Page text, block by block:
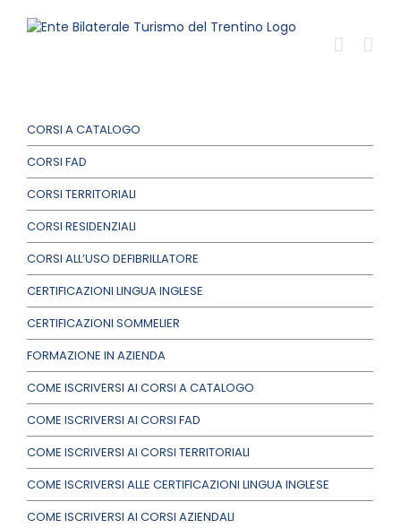
CORSI A CATALOGO
CORSI FAD
CORSI TERRITORIALI
CORSI RESIDENZIALI
CORSI ALL’USO DEFIBRILLATORE
CERTIFICAZIONI LINGUA INGLESE
CERTIFICAZIONI SOMMELIER
FORMAZIONE IN AZIENDA
COME ISCRIVERSI AI CORSI A CATALOGO
COME ISCRIVERSI AI CORSI FAD
COME ISCRIVERSI AI CORSI TERRITORIALI
COME ISCRIVERSI ALLE CERTIFICAZIONI LINGUA INGLESE
COME ISCRIVERSI AI CORSI AZIENDALI